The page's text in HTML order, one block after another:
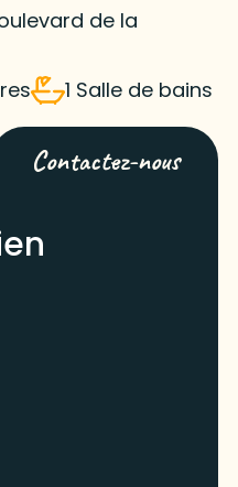
de la
1 Salle de bains
Contactez-nous